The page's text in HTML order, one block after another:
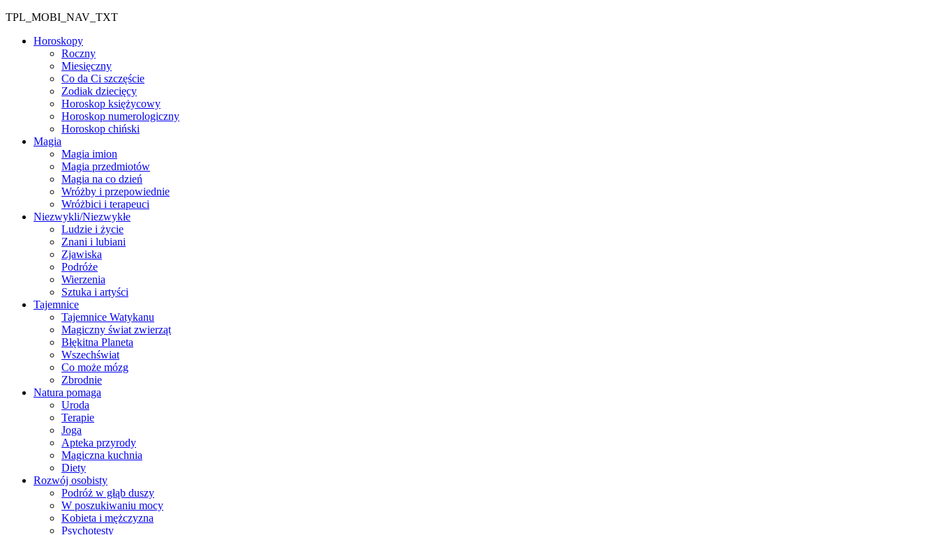
TPL_MOBI_NAV_TXT
Horoskopy
Roczny
Miesięczny
Co da Ci szczęście
Zodiak dziecięcy
Horoskop księżycowy
Horoskop numerologiczny
Horoskop chiński
Magia
Magia imion
Magia przedmiotów
Magia na co dzień
Wróżby i przepowiednie
Wróżbici i terapeuci
Niezwykli/Niezwykłe
Ludzie i życie
Znani i lubiani
Zjawiska
Podróże
Wierzenia
Sztuka i artyści
Tajemnice
Tajemnice Watykanu
Magiczny świat zwierząt
Błękitna Planeta
Wszechświat
Co może mózg
Zbrodnie
Natura pomaga
Uroda
Terapie
Joga
Apteka przyrody
Magiczna kuchnia
Diety
Rozwój osobisty
Podróż w głąb duszy
W poszukiwaniu mocy
Kobieta i mężczyzna
Psychotesty